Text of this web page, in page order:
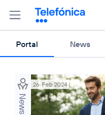
Portal News
News
26. Feb 2024